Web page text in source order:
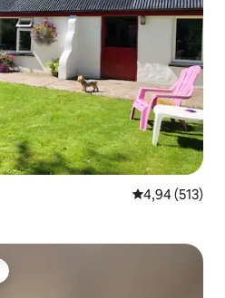
Évaluation
4,94 (513)